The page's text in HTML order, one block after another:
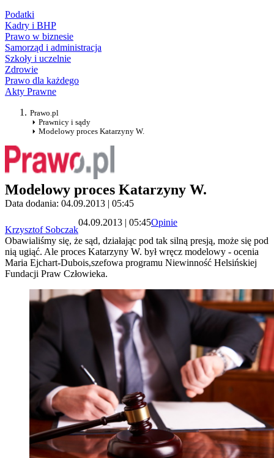
Podatki
Kadry i BHP
Prawo w biznesie
Samorząd i administracja
Szkoły i uczelnie
Zdrowie
Prawo dla każdego
Akty Prawne
Prawo.pl
Prawnicy i sądy
Modelowy proces Katarzyny W.
Modelowy proces Katarzyny W.
Data dodania: 04.09.2013 | 05:45
Krzysztof Sobczak
04.09.2013 | 05:45Opinie
Obawialiśmy się, że sąd, działając pod tak silną presją, może się pod
nią ugiąć. Ale proces Katarzyny W. był wręcz modelowy - ocenia
Maria Ejchart-Dubois,szefowa programu Niewinność Helsińskiej
Fundacji Praw Człowieka.